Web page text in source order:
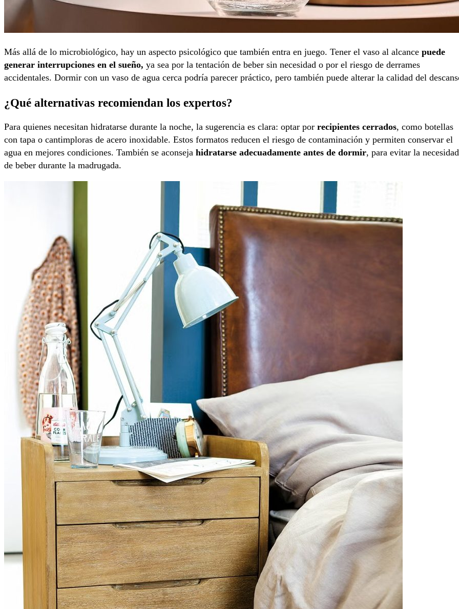
Más allá de lo microbiológico, hay un aspecto psicológico que también entra en juego. Tener el vaso al alcance puede
generar interrupciones en el sueño, ya sea por la tentación de beber sin necesidad o por el riesgo de derrames
accidentales. Dormir con un vaso de agua cerca podría parecer práctico, pero también puede alterar la calidad del
¿Qué alternativas recomiendan los expertos?
Para quienes necesitan hidratarse durante la noche, la sugerencia es clara: optar por recipientes cerrados, como botellas
con tapa o cantimploras de acero inoxidable. Estos formatos reducen el riesgo de contaminación y permiten conservar el
agua en mejores condiciones. También se aconseja hidratarse adecuadamente antes de dormir, para evitar la necesidad
de beber durante la madrugada.